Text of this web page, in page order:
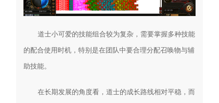
道士小可爱的技能组合较为复杂，需要掌握多种技能
的配合使用时机，特别是在团队中要合理分配召唤物与辅
助技能。
在长期发展的角度看，道士的成长路线相对平稳，而